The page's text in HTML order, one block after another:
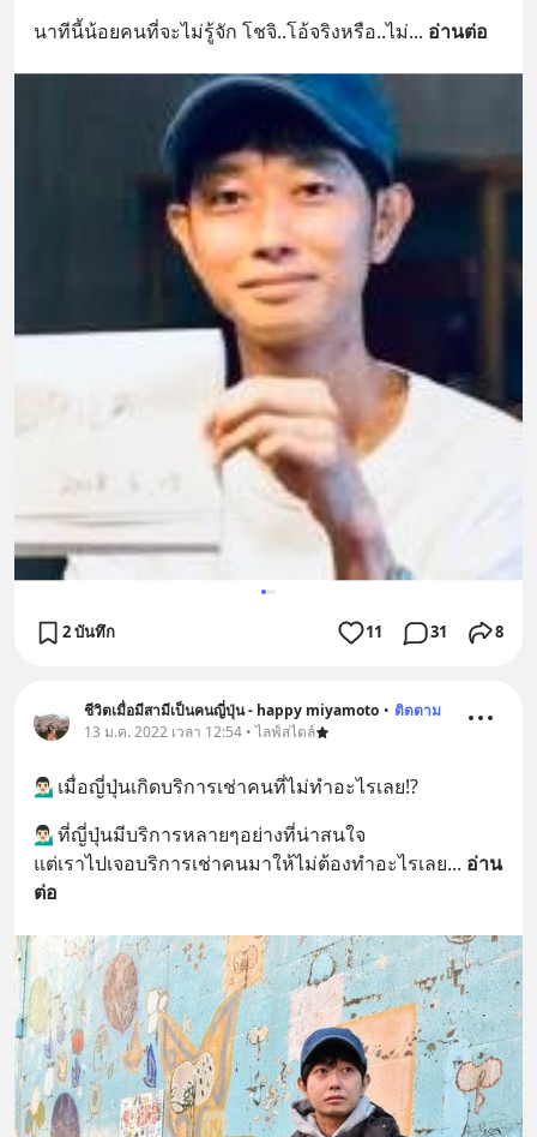
นาทีนี้น้อยคนที่จะไม่รู้จัก โชจิ..โอ้จริงหรือ..ไม่... อ่านต่อ
2 บันทึก 11 31 8
ชีวิตเมื่อมีสามีเป็นคนญี่ปุ่น - happy miyamoto • ติดตาม
13 ม.ค. 2022 เวลา 12:54 • ไลฟ์สไตล์
💁🏻‍♂️เมื่อญี่ปุ่นเกิดบริการเช่าคนที่ไม่ทำอะไรเลย!?
💁🏻‍♂️ที่ญี่ปุ่นมีบริการหลายๆอย่างที่น่าสนใจ
แต่เราไปเจอบริการเช่าคนมาให้ไม่ต้องทำอะไรเลย... อ่าน
ต่อ